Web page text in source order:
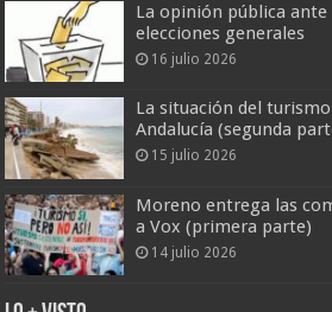
La opinión pública
elecciones generales
16 julio 2026
La situación del
Andalucía (segunda
15 julio 2026
Moreno entrega las
a Vox (primera parte)
14 julio 2026